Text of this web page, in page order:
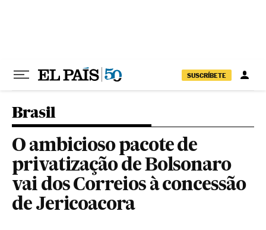
SUSCRÍBETE
Brasil
O ambicioso pacote de
privatização de Bolsonaro
vai dos Correios à concessão
de Jericoacora